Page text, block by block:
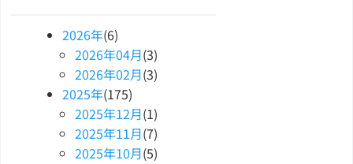
2026年(6)
2026年04月(3)
2026年02月(3)
2025年(175)
2025年12月(1)
2025年11月(7)
2025年10月(5)